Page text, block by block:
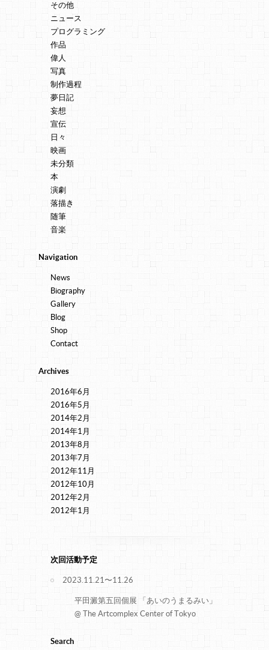
その他
ニュース
プログラミング
作品
偉人
写真
制作過程
夢日記
妄想
宣伝
日々
映画
未分類
本
演劇
落描き
随筆
音楽
Navigation
News
Biography
Gallery
Blog
Shop
Contact
Archives
2016年6月
2016年5月
2014年2月
2014年1月
2013年8月
2013年7月
2012年11月
2012年10月
2012年2月
2012年1月
次回活動予定
2023.11.21〜11.26
平田澱第五回個展 「あいのうまるみい」
@ The Artcomplex Center of Tokyo
Search